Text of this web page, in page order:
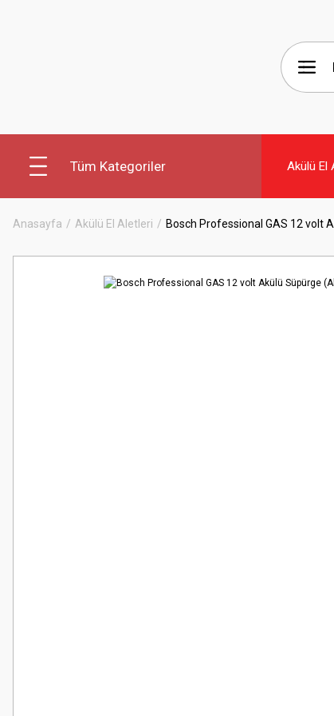
Tüm Kategoriler Akülü El
Anasayfa Akülü El Aletleri Bosch Professional GAS 12 volt